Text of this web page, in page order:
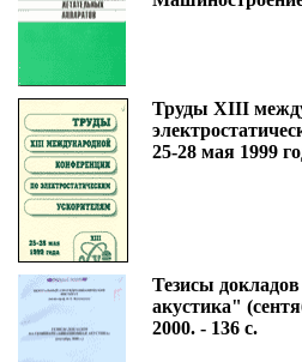
Труды XIII
25-28 мая 1999
Тезисы
акустика"
2000. - 136 с.